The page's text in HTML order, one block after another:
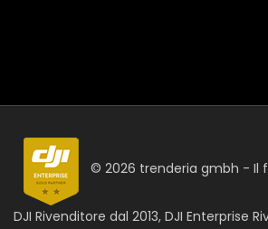
© 2026 trenderia gmbh - Il
DJI Rivenditore dal 2013, DJI Enterprise